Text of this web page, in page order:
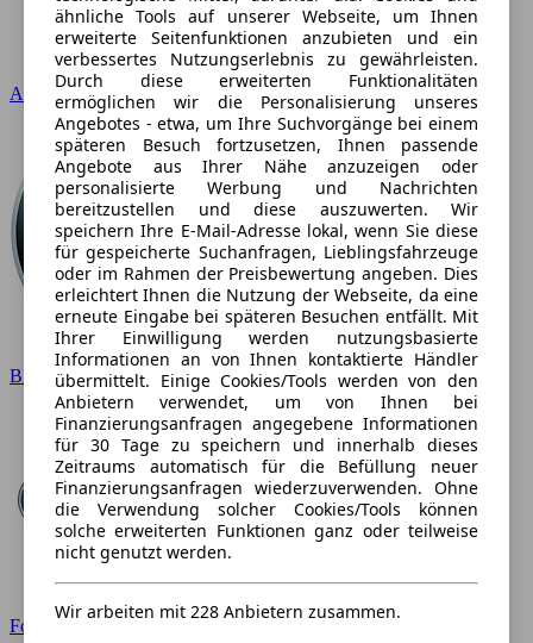
Audi
BMW
Ford
ähnliche Tools auf unserer Webseite, um Ihnen
erweiterte Seitenfunktionen anzubieten und ein
verbessertes Nutzungserlebnis zu gewährleisten.
Durch diese erweiterten Funktionalitäten
ermöglichen wir die Personalisierung unseres
Angebotes - etwa, um Ihre Suchvorgänge bei einem
späteren Besuch fortzusetzen, Ihnen passende
Angebote aus Ihrer Nähe anzuzeigen oder
personalisierte Werbung und Nachrichten
bereitzustellen und diese auszuwerten. Wir
speichern Ihre E-Mail-Adresse lokal, wenn Sie diese
für gespeicherte Suchanfragen, Lieblingsfahrzeuge
oder im Rahmen der Preisbewertung angeben. Dies
erleichtert Ihnen die Nutzung der Webseite, da eine
erneute Eingabe bei späteren Besuchen entfällt. Mit
Ihrer Einwilligung werden nutzungsbasierte
Informationen an von Ihnen kontaktierte Händler
übermittelt. Einige Cookies/Tools werden von den
Anbietern verwendet, um von Ihnen bei
Finanzierungsanfragen angegebene Informationen
für 30 Tage zu speichern und innerhalb dieses
Zeitraums automatisch für die Befüllung neuer
Finanzierungsanfragen wiederzuverwenden. Ohne
die Verwendung solcher Cookies/Tools können
solche erweiterten Funktionen ganz oder teilweise
nicht genutzt werden.
Wir arbeiten mit 228 Anbietern zusammen.